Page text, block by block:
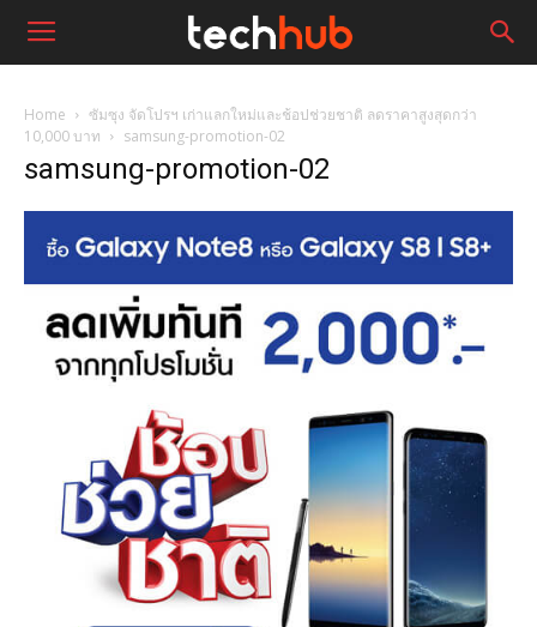
Home
ซัมซุง จัดโปรฯ เก่าแลกใหม่และช้อปช่วยชาติ ลดราคาสูงสุดกว่า
10,000 บาท
samsung-promotion-02
samsung-promotion-02